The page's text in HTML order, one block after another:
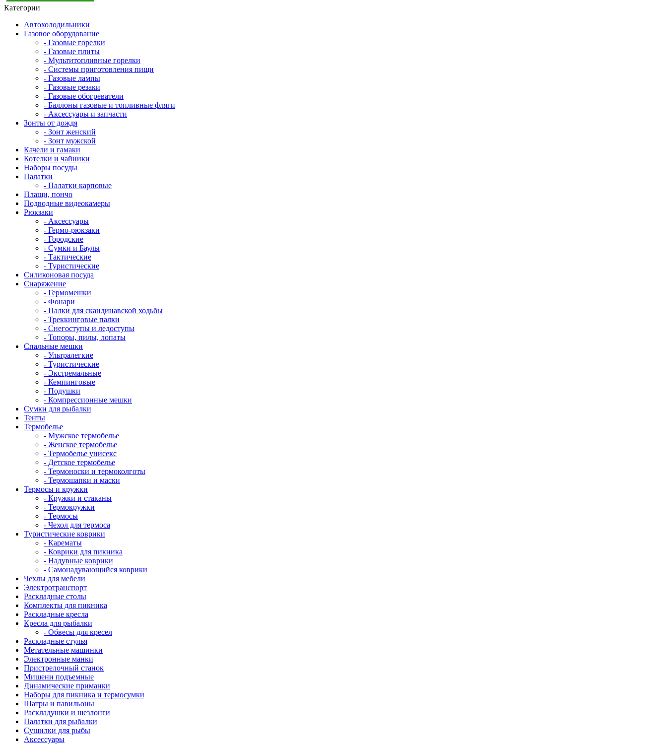
Категории
Автохолодильники
Газовое оборудование
- Газовые горелки
- Газовые плиты
- Мультитопливные горелки
- Системы приготовления пищи
- Газовые лампы
- Газовые резаки
- Газовые обогреватели
- Баллоны газовые и топливные фляги
- Аксессуары и запчасти
Зонты от дождя
- Зонт женский
- Зонт мужской
Качели и гамаки
Котелки и чайники
Наборы посуды
Палатки
- Палатки карповые
Плащи, пончо
Подводные видеокамеры
Рюкзаки
- Аксессуары
- Гермо-рюкзаки
- Городские
- Сумки и Баулы
- Тактические
- Туристические
Силиконовая посуда
Снаряжение
- Гермомешки
- Фонари
- Палки для скандинавской ходьбы
- Треккинговые палки
- Снегоступы и ледоступы
- Топоры, пилы, лопаты
Спальные мешки
- Ультралегкие
- Туристические
- Экстремальные
- Кемпинговые
- Подушки
- Компрессионные мешки
Сумки для рыбалки
Тенты
Термобелье
- Мужское термобелье
- Женское термобелье
- Термобелье унисекс
- Детское термобелье
- Термоноски и термоколготы
- Термошапки и маски
Термосы и кружки
- Кружки и стаканы
- Термокружки
- Термосы
- Чехол для термоса
Туристические коврики
- Карематы
- Коврики для пикника
- Надувные коврики
- Самонадувающийся коврики
Чехлы для мебели
Электротранспорт
Раскладные столы
Комплекты для пикника
Раскладные кресла
Кресла для рыбалки
- Обвесы для кресел
Раскладные стулья
Метательные машинки
Электронные манки
Пристрелочный станок
Мишени подъемные
Динамические приманки
Наборы для пикника и термосумки
Шатры и павильоны
Раскладушки и шезлонги
Палатки для рыбалки
Сушилки для рыбы
Аксессуары